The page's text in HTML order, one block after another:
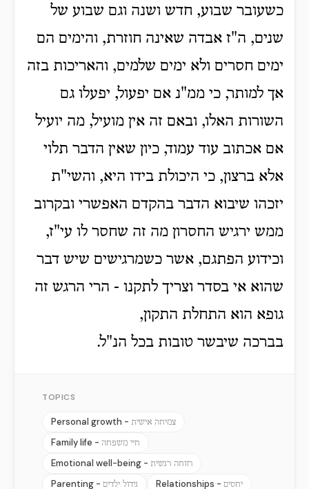
כשעובר שבוע, חדש ושנה וגם שבוע של
שנים, ה"ז אבדה שאינה חוזרת, והימים הם
ימים חסרים ולא ימים שלמים, והאריכות בזה
אך למותר, כי ממ"נ אם יפעול, יפעלו גם
השורות האלו, ובאם זה אין מועיל, מה יועיל
אם אכתוב עוד עמוד, כיון שאין הדבר תלוי
אלא ברצון, כי היכולת בידו היא, והשי"ת
יזכהו שיבוא הדבר בהקדם האפשרי ובקרוב
ממש ירגיש החסרון מה זה שחסר לו עי"ז,
וכידוע הפתגם, אשר כשמרגישים שיש דבר
שהוא אי בסדר וצריך לתקנו - הרי הרגש זה
גופא הוא התחלת התקון,
בברכה שיבשר טובות בכל הנ"ל.
TOPICS
Personal growth - צמיחה אישית
Family life - חיי משפחה
Emotional well-being - רווחה רגשית
Parenting - גידול ילדים Relationships - יחסים